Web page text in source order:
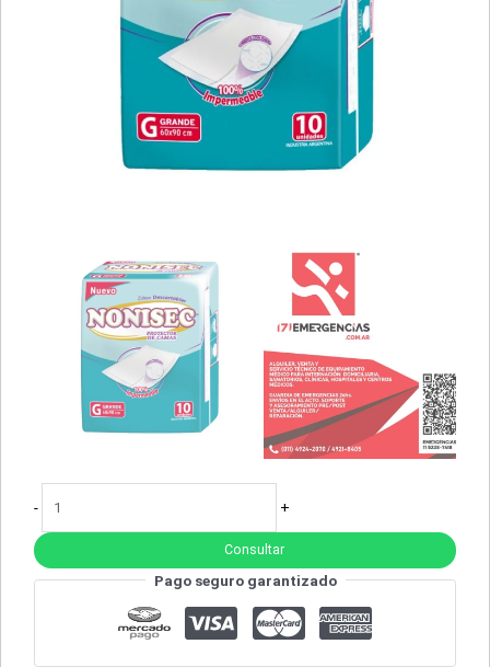
- +
Consultar
Pago seguro garantizado